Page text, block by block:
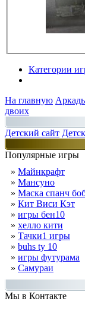
Категории
На главную
двоих
Детский сайт
Популярные игры
» Майнкрафт
» Мансуно
» Маска спанч
» Кит Виси Кэт
» игры бен10
» хелло кити
» Тачки1 игры
» buhs ty 10
» игры футурама
» Самураи
Мы в Контакте